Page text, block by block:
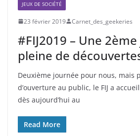
JEUX DE SOCIÉTÉ
23 février 2019 Carnet_des_geekeries
#FIJ2019 – Une
pleine de
Deuxième journée pour nous, mais
d’ouverture au public, le FIJ a
dès aujourd’hui au
Read More